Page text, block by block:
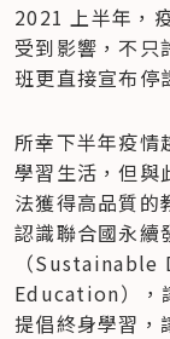
2021 上半年，
受到影響，不只
班更直接宣布停
所幸下半年疫情
學習生活，但與
法獲得高品質的
認識聯合國永續
（
Education），
提倡終身學習，